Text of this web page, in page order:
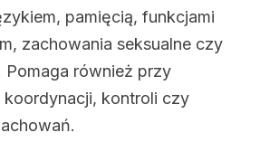
pamięcią, funkcjami
zachowania seksualne czy
Pomaga również przy
koordynacji, kontroli czy